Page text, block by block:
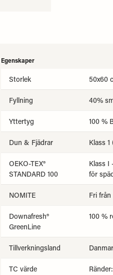
Egenskaper
Storlek 50x60
Fyllning 40%
Yttertyg 100 %
Dun & Fjädrar Klass
OEKO-TEX®
STANDARD 100
Klass I
för
NOMITE Fri
Downafresh®
GreenLine
100 %
Tillverkningsland
TC värde